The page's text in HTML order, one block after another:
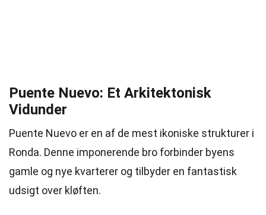
Puente Nuevo: Et Arkitektonisk
Vidunder
Puente Nuevo er en af de mest ikoniske strukturer i
Ronda. Denne imponerende bro forbinder byens
gamle og nye kvarterer og tilbyder en fantastisk
udsigt over kløften.